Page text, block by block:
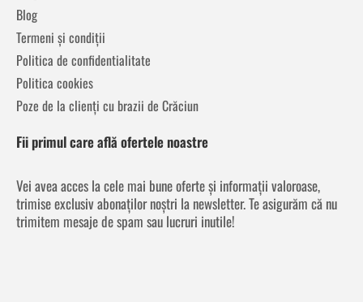
Blog
Termeni și condiții
Politica de confidentialitate
Politica cookies
Poze de la clienți cu brazii de Crăciun
Fii primul care află ofertele noastre
Vei avea acces la cele mai bune oferte și informații valoroase,
trimise exclusiv abonaților noștri la newsletter. Te asigurăm că nu
trimitem mesaje de spam sau lucruri inutile!